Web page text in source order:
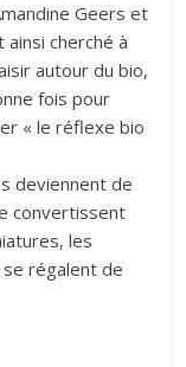
Geers et
cherché à
autour du bio,
fois pour
« le réflexe bio
deviennent de
convertissent
les
régalent de